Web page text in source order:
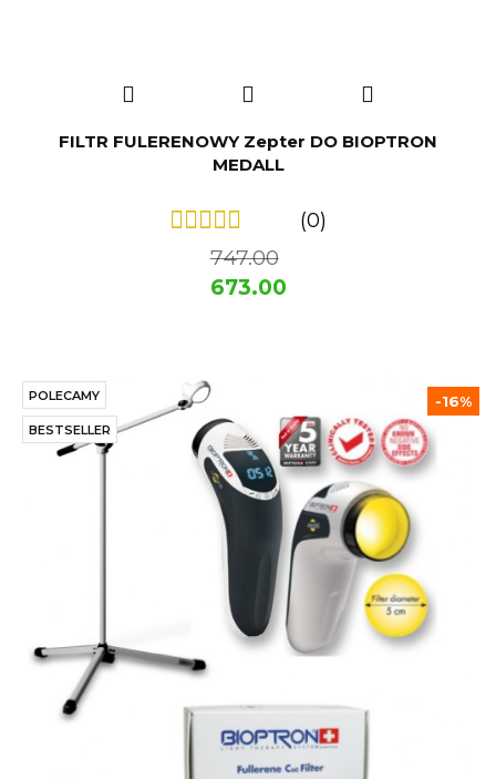
FILTR FULERENOWY Zepter DO BIOPTRON
MEDALL
(0)
747.00
673.00
POLECAMY
BESTSELLER
-16%